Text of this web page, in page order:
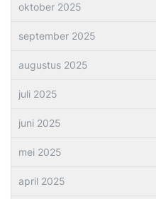
oktober 2025
september 2025
augustus 2025
juli 2025
juni 2025
mei 2025
april 2025